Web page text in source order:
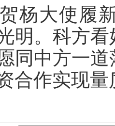
杨大使履
明。科方
同中方一
合作实现